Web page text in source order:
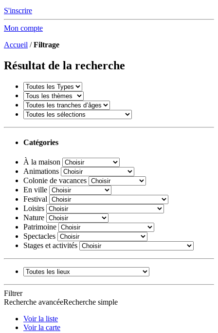
S'inscrire
Mon compte
Accueil /Filtrage
Résultat de la recherche
Catégories
À la maison
Animations
Colonie de vacances
En ville
Festival
Loisirs
Nature
Patrimoine
Spectacles
Stages et activités
Filtrer
Recherche avancéeRecherche simple
Voir la liste
Voir la carte